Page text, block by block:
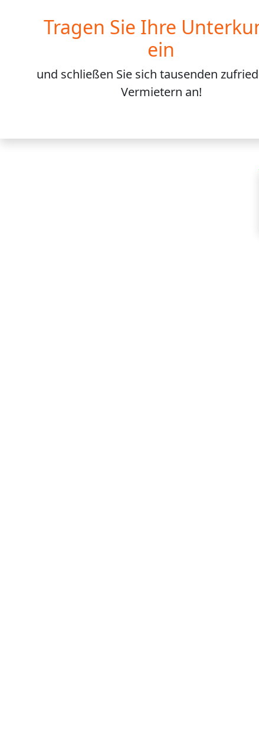
Tragen Sie Ihre
ein
und schließen Sie sichtausenden
Vermietern an!